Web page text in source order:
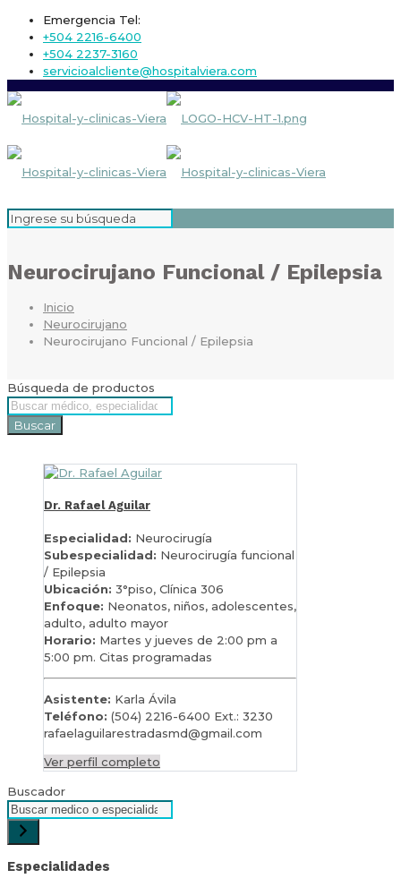
Emergencia Tel:
+504 2216-6400
+504 2237-3160
servicioalcliente@hospitalviera.com
Neurocirujano Funcional / Epilepsia
Inicio
Neurocirujano
Neurocirujano Funcional / Epilepsia
Búsqueda de productos
Buscar
Dr. Rafael Aguilar
Especialidad: Neurocirugía
Subespecialidad: Neurocirugía funcional
/ Epilepsia
Ubicación: 3°piso, Clínica 306
Enfoque: Neonatos, niños, adolescentes,
adulto, adulto mayor
Horario: Martes y jueves de 2:00 pm a
5:00 pm. Citas programadas
Asistente: Karla Ávila
Teléfono: (504) 2216-6400 Ext.: 3230
rafaelaguilarestradasmd@gmail.com
Ver perfil completo
Buscador
Especialidades